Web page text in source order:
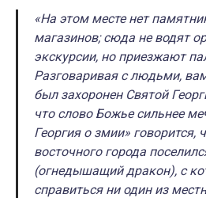
«На этом месте нет
магазинов; сюда не водят
экскурсии, но приезжают
Разговаривая с людьми,
был захоронен Святой
что слово Божье сильнее
Георгия о змии» говорится,
восточного города
(огнедышащий дракон), с
справиться ни один из